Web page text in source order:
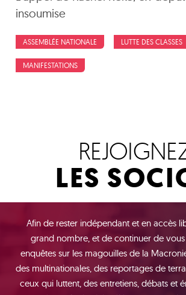
insoumise
ASSEMBLÉE NATIONALE LUTTE DES CLASSES
MANIFESTATIONS
LES
Afin de rester indépendant et en accès
grand nombre, et de continuer de
enquêtes sur les magouilles de la
des multinationales, des reportages de
ceux qui luttent, des entretiens, débats et